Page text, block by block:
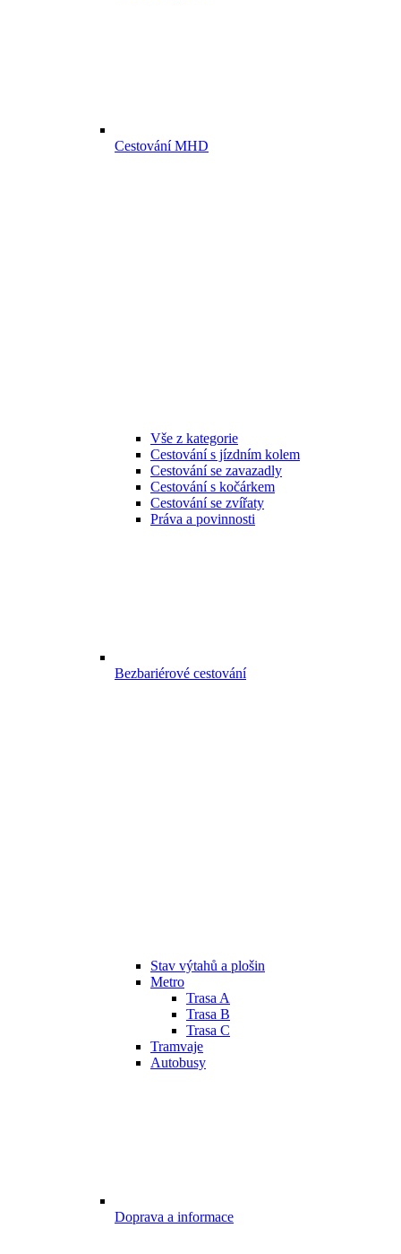
Cestování MHD
Vše z kategorie
Cestování s jízdním kolem
Cestování se zavazadly
Cestování s kočárkem
Cestování se zvířaty
Práva a povinnosti
Bezbariérové cestování
Stav výtahů a plošin
Metro
Trasa A
Trasa B
Trasa C
Tramvaje
Autobusy
Doprava a informace